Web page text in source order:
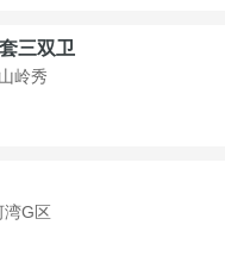
三双卫
岭秀
湾G区